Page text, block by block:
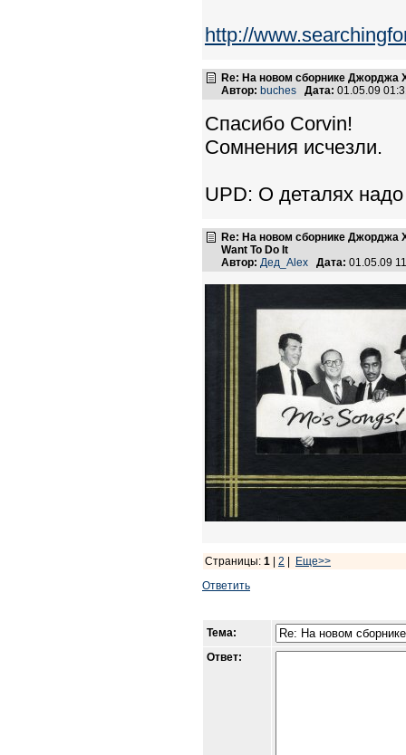
http://
Re: На новом сборнике Джорджа
Автор: buches Дата: 01.05.09
Спасибо Corvin!
Сомнения исчезли.
UPD: О деталях надо
Re: На новом сборнике Джорджа
Want To Do It
Автор: Дед_Alex Дата: 01.05.09
Страницы: 1 2
Еще>>
Ответить
Тема:
Ответ: